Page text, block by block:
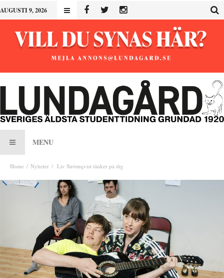
AUGUSTI 9, 2026
MENU
Home Nyheter Liv Strömqvist tänker på dig